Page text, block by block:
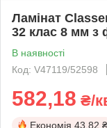
Ламінат
32 клас 8 мм з
В наявності
Код: V47119/52598
582,18 ₴/
Економія 43.82 ₴